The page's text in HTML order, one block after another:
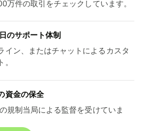
万件の取引をチェックしています。
のサポート体制
イン、またはチャットによるカスタ
資金の保全
規制当局による監督を受けていま